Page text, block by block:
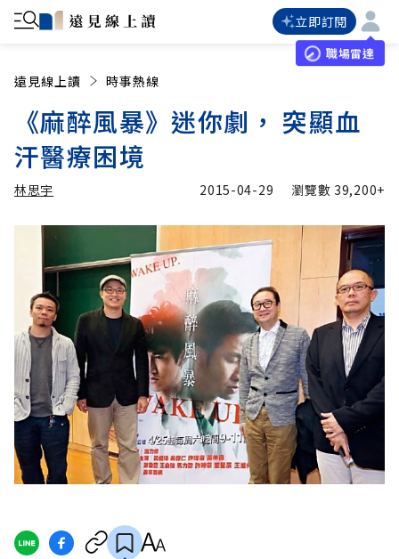
立即訂閱
職場雷達
遠見線上讀 時事熱線
《麻醉風暴》迷你劇， 突顯血
汗醫療困境
林思宇
加入追蹤
2015-04-29 瀏覽數 39,200+